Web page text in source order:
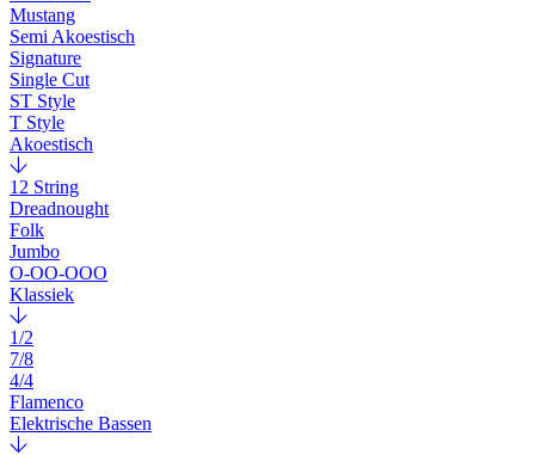
Mustang
Semi Akoestisch
Signature
Single Cut
ST Style
T Style
Akoestisch
12 String
Dreadnought
Folk
Jumbo
O-OO-OOO
Klassiek
1/2
7/8
4/4
Flamenco
Elektrische Bassen